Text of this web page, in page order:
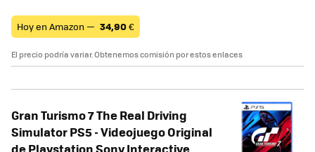
Hoy en Amazon — 34,90€
El precio podría variar. Obtenemos comisión por estos enlaces
Gran Turismo 7 The Real Driving
Simulator PS5 - Videojuego Original